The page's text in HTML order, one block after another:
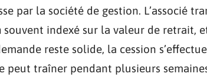
par la société de gestion. L’associé
souvent indexé sur la valeur de retrait,
reste solide, la cession
peut traîner pendant plusieurs